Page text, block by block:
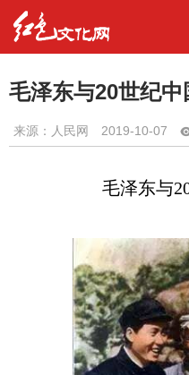
毛泽东与20世纪
来源：人民网 2019-10-07
毛泽东与